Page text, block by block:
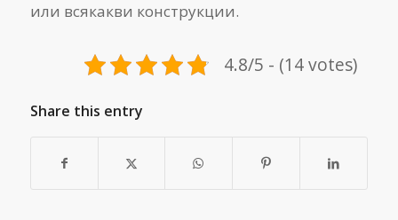
или всякакви конструкции.
4.8/5 - (14 votes)
Share this entry